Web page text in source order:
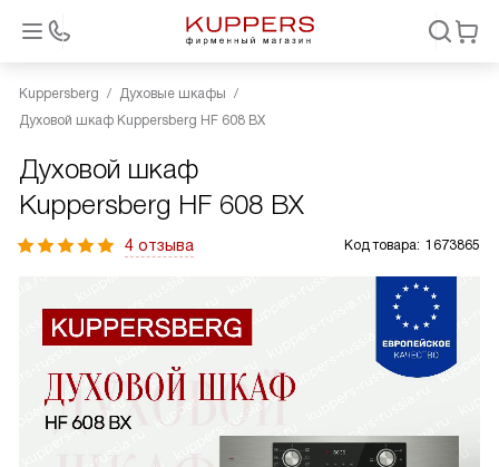
Kuppersberg
Духовые шкафы
Духовой шкаф Kuppersberg HF 608 BX
Духовой шкаф
Kuppersberg HF 608 BX
4 отзыва Код товара: 1673865